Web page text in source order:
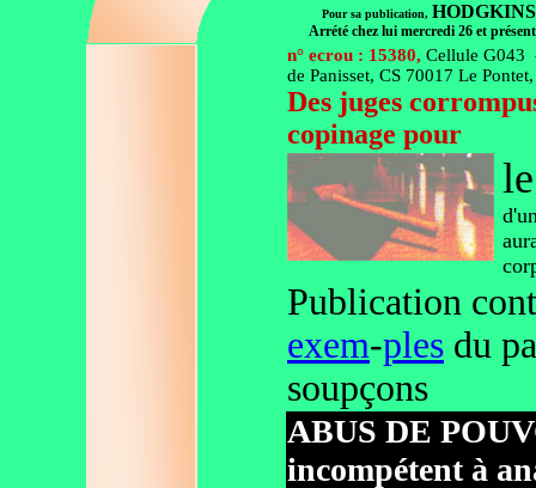
Pour sa publication,
Arrété chez lui mercredi 26 et
n° ecrou : 15380, Cellule G043
de Panisset, CS 70017 Le
Des juges
copinage pour
Publication
exem-ples du
soupçons
ABUS DE
incompétent à